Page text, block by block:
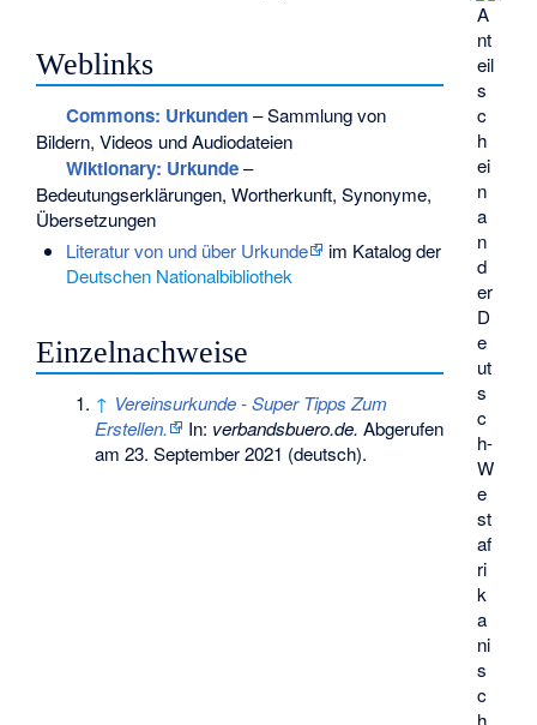
A
nt
eil
s
c
h
ei
n
a
n
d
er
D
e
ut
s
c
h-
W
e
st
af
ri
k
a
ni
s
c
h
Weblinks
Commons: Urkunden– Sammlung von
Bildern, Videos und Audiodateien
Wiktionary: Urkunde–
Bedeutungserklärungen, Wortherkunft, Synonyme,
Übersetzungen
Literatur von und über Urkunde
im Katalog der
Deutschen Nationalbibliothek
Einzelnachweise
↑ Vereinsurkunde - Super Tipps Zum
Erstellen.
In: verbandsbuero.de. Abgerufen
am 23. September 2021 (deutsch).